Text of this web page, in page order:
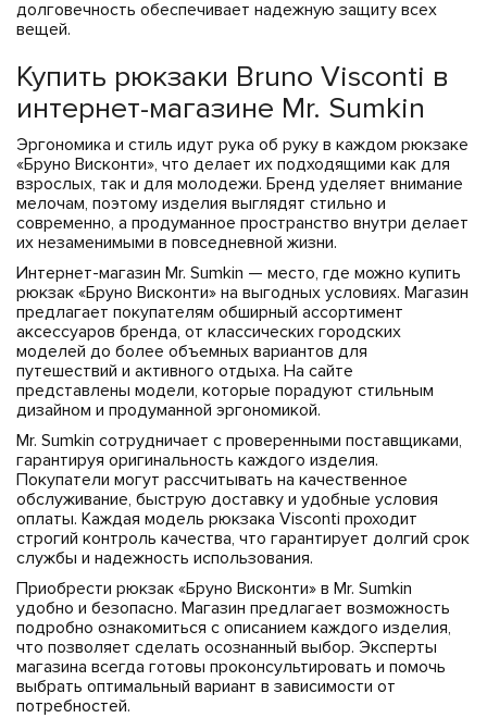
долговечность обеспечивает надежную защиту всех
вещей.
Купить рюкзаки Bruno Visconti в
интернет-магазине Mr. Sumkin
Эргономика и стиль идут рука об руку в каждом рюкзаке
«Бруно Висконти», что делает их подходящими как для
взрослых, так и для молодежи. Бренд уделяет внимание
мелочам, поэтому изделия выглядят стильно и
современно, а продуманное пространство внутри делает
их незаменимыми в повседневной жизни.
Интернет-магазин Mr. Sumkin — место, где можно купить
рюкзак «Бруно Висконти» на выгодных условиях. Магазин
предлагает покупателям обширный ассортимент
аксессуаров бренда, от классических городских
моделей до более объемных вариантов для
путешествий и активного отдыха. На сайте
представлены модели, которые порадуют стильным
дизайном и продуманной эргономикой.
Mr. Sumkin сотрудничает с проверенными поставщиками,
гарантируя оригинальность каждого изделия.
Покупатели могут рассчитывать на качественное
обслуживание, быструю доставку и удобные условия
оплаты. Каждая модель рюкзака Visconti проходит
строгий контроль качества, что гарантирует долгий срок
службы и надежность использования.
Приобрести рюкзак «Бруно Висконти» в Mr. Sumkin
удобно и безопасно. Магазин предлагает возможность
подробно ознакомиться с описанием каждого изделия,
что позволяет сделать осознанный выбор. Эксперты
магазина всегда готовы проконсультировать и помочь
выбрать оптимальный вариант в зависимости от
потребностей.